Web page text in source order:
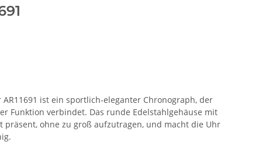
ist ein sportlich‑eleganter Chronograph, der
Funktion verbindet. Das runde Edelstahlgehäuse mit
präsent, ohne zu groß aufzutragen, und macht die Uhr